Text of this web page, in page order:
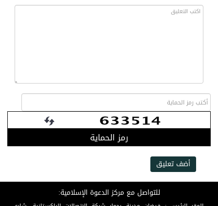
رمز الحماية
أضف تعليق
للتواصل مع مركز الدعوة الإسلامية: